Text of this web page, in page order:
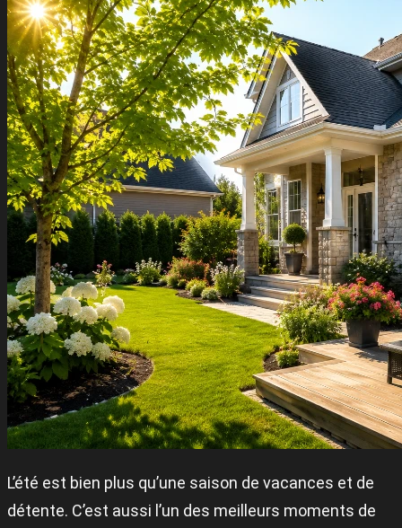
L’été est bien plus qu’une saison de vacances et de
détente. C’est aussi l’un des meilleurs moments de